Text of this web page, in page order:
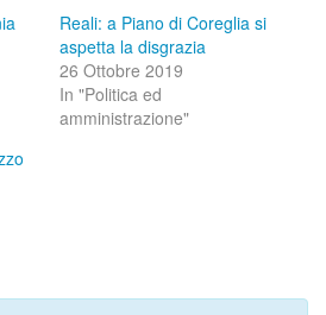
Reali: a Piano di Coreglia si
aspetta la disgrazia
26 Ottobre 2019
In "Politica ed
amministrazione"